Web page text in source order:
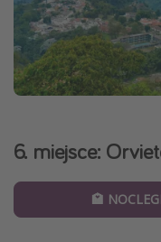
6. miejsce:
🏩